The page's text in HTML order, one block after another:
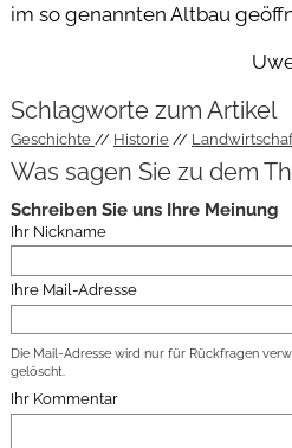
im so genannten Altbau
Schlagworte zum Artikel
Geschichte Historie
Was sagen Sie zu dem
Schreiben Sie uns Ihre Meinung
Ihr Nickname
Ihre Mail-Adresse
Die Mail-Adresse wird nur für Rückfragen
gelöscht.
Ihr Kommentar